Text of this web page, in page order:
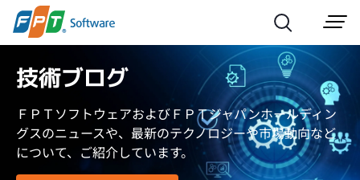
技術ブログ
ＦＰＴソフトウェアおよびＦＰＴジャパンホールディン
グスのニュースや、最新のテクノロジーや市場動向など
について、ご紹介しています。